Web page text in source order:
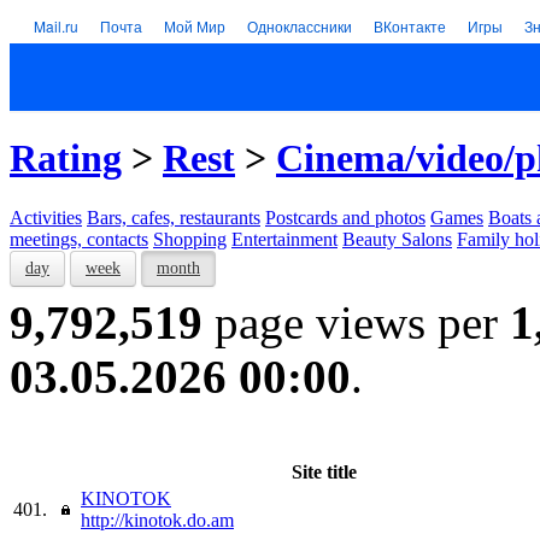
Mail.ru Почта Мой Мир Одноклассники ВКонтакте Игры
Rating > Rest > Cinema/video/
Activities Bars, cafes, restaurants Postcards and photos Games Boats
meetings, contacts Shopping Entertainment Beauty Salons Family
day week month
9,792,519 page views per
03.05.2026 00:00.
Site title
401.
KINOTOK
http://kinotok.do.am